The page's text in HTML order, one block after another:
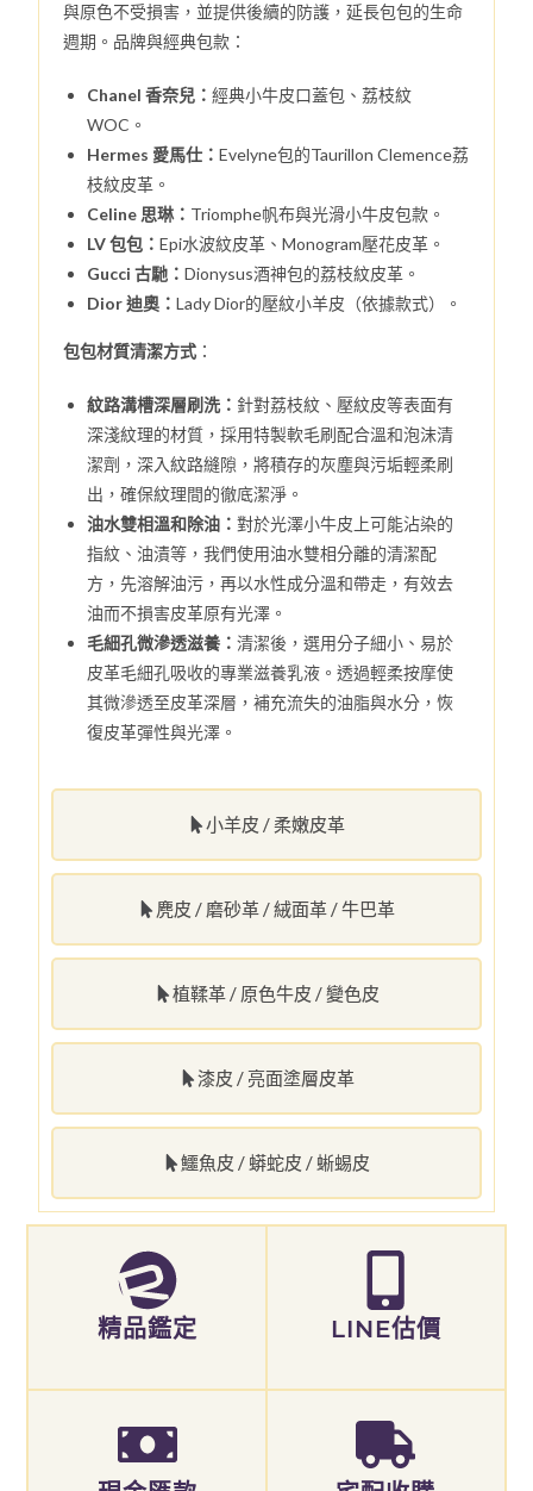
小羊皮 / 柔嫩皮革
麂皮 / 磨砂革 / 絨面革 / 牛巴革
植鞣革 / 原色牛皮 / 變色皮
漆皮 / 亮面塗層皮革
鱷魚皮 / 蟒蛇皮 / 蜥蜴皮
與原色不受損害，並提供後續的防護，延長包包的生命
週期。品牌與經典包款：
Chanel 香奈兒：經典小牛皮口蓋包、荔枝紋
WOC。
Hermes 愛馬仕：Evelyne包的Taurillon Clemence荔
枝紋皮革。
Celine 思琳： Triomphe帆布與光滑小牛皮包款。
LV 包包：Epi水波紋皮革、Monogram壓花皮革。
Gucci 古馳：Dionysus酒神包的荔枝紋皮革。
Dior 迪奧：Lady Dior的壓紋小羊皮（依據款式）。
包包材質清潔方式 ：
紋路溝槽深層刷洗： 針對荔枝紋、壓紋皮等表面有
深淺紋理的材質，採用特製軟毛刷配合溫和泡沫清
潔劑，深入紋路縫隙，將積存的灰塵與污垢輕柔刷
出，確保紋理間的徹底潔淨。
油水雙相溫和除油：對於光澤小牛皮上可能沾染的
指紋、油漬等，我們使用油水雙相分離的清潔配
方，先溶解油污，再以水性成分溫和帶走，有效去
油而不損害皮革原有光澤。
毛細孔微滲透滋養：清潔後，選用分子細小、易於
皮革毛細孔吸收的專業滋養乳液。透過輕柔按摩使
其微滲透至皮革深層，補充流失的油脂與水分，恢
復皮革彈性與光澤。
精品鑑定 LINE估價